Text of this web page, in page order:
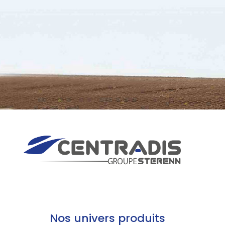
Nos univers produits